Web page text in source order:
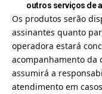
outros serviços de
Os produtos serão
assinantes quanto
operadora estará
acompanhamento da
assumirá a
atendimento em